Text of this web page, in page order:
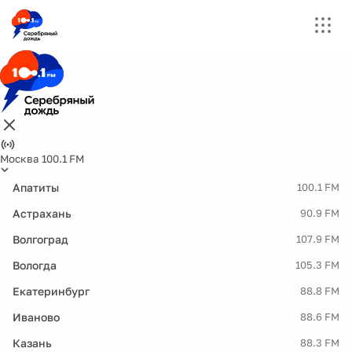
Москва 100.1 FM
Апатиты 100.1 FM
Астрахань 90.9 FM
Волгоград 107.9 FM
Вологда 105.3 FM
Екатеринбург 88.8 FM
Иваново 88.6 FM
Казань 88.3 FM